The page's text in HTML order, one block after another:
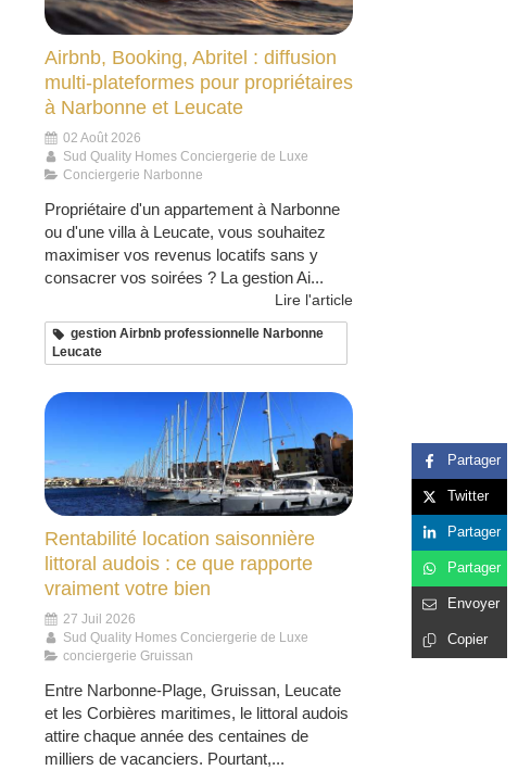
Partager
Twitter
Partager
Partager
Envoyer
Copier
Airbnb, Booking, Abritel : diffusion
multi-plateformes pour propriétaires
à Narbonne et Leucate
02 Août 2026
Sud Quality Homes Conciergerie de Luxe
Conciergerie Narbonne
Propriétaire d'un appartement à Narbonne
ou d'une villa à Leucate, vous souhaitez
maximiser vos revenus locatifs sans y
consacrer vos soirées ? La gestion Ai...
Lire l'article
gestion Airbnb professionnelle Narbonne
Leucate
Rentabilité location saisonnière
littoral audois : ce que rapporte
vraiment votre bien
27 Juil 2026
Sud Quality Homes Conciergerie de Luxe
conciergerie Gruissan
Entre Narbonne-Plage, Gruissan, Leucate
et les Corbières maritimes, le littoral audois
attire chaque année des centaines de
milliers de vacanciers. Pourtant,...